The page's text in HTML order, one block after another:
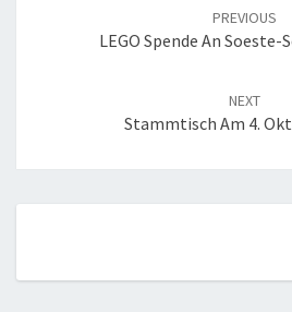
PREVIOUS
LEGO Spende An Soeste-
NEXT
Stammtisch Am 4.